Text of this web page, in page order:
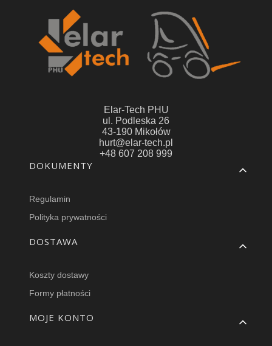
Elar-Tech PHU
ul. Podleska 26
43-190 Mikołów
hurt@elar-tech.pl
+48 607 208 999
Linki w stopce
DOKUMENTY
Regulamin
Polityka prywatności
DOSTAWA
Koszty dostawy
Formy płatności
MOJE KONTO